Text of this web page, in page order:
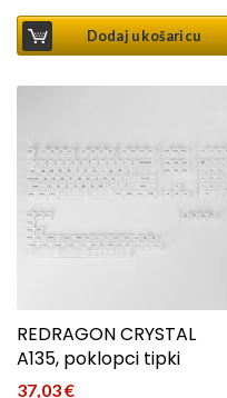
Dodaj u košaricu
REDRAGON CRYSTAL
A135, poklopci tipki
37,03€